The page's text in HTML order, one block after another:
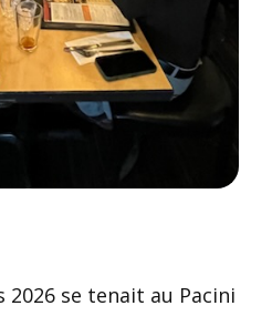
2026 se tenait au Pacini